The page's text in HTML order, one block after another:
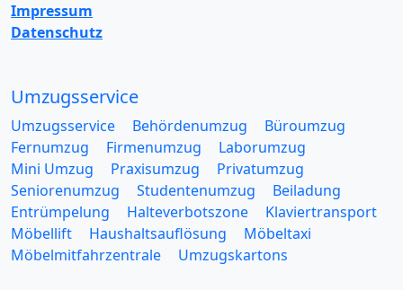
Impressum
Datenschutz
Umzugsservice
Umzugsservice Behördenumzug
Büroumzug
Fernumzug
Firmenumzug
Laborumzug
Mini Umzug
Praxisumzug
Privatumzug
Seniorenumzug
Studentenumzug
Beiladung
Entrümpelung
Halteverbotszone
Klaviertransport
Möbellift
Haushaltsauflösung
Möbeltaxi
Möbelmitfahrzentrale
Umzugskartons